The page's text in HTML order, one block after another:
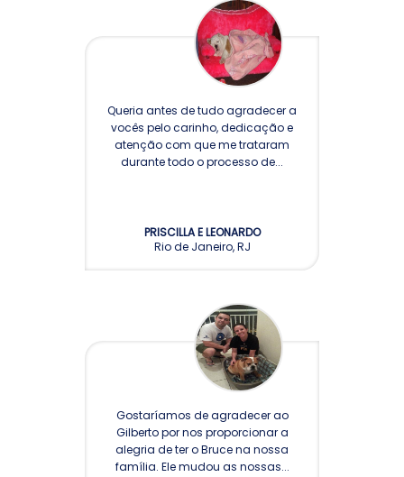
Queria antes de tudo agradecer a
vocês pelo carinho, dedicação e
atenção com que me trataram
durante todo o processo de...
PRISCILLA E LEONARDO
Rio de Janeiro, RJ
Gostaríamos de agradecer ao
Gilberto por nos proporcionar a
alegria de ter o Bruce na nossa
família. Ele mudou as nossas...